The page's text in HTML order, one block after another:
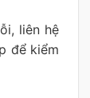
liên hệ
để kiểm